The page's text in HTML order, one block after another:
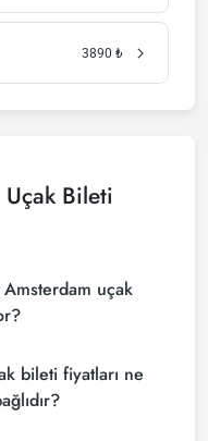
3890 ₺
Bileti
uçak
büyük
ve yüzlerce
Tezfly sitesinde
bileti fiyatları ne